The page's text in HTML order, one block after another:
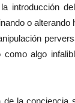
introducción
o alterando
algo
la conciencia